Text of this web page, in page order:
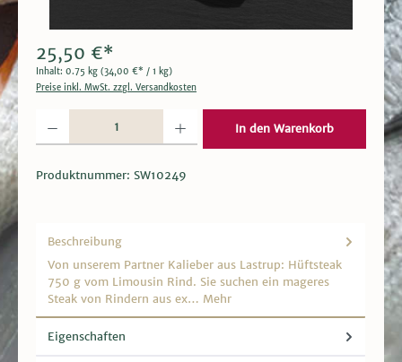
25,50 €*
Inhalt: 0.75 kg (34,00 €* / 1 kg)
Preise inkl. MwSt. zzgl. Versandkosten
Produkt Anzahl: Gib den gewünschten Wert ein oder benutze die Schaltflächen um
In den Warenkorb
Produktnummer: SW10249
Beschreibung
Von unserem Partner Kalieber aus Lastrup: Hüftsteak
750 g vom Limousin Rind. Sie suchen ein mageres
Steak von Rindern aus ex… Mehr
Eigenschaften